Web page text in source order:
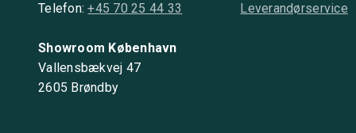
Telefon:+45 70 25 44 33
Showroom København
Vallensbækvej 47
2605 Brøndby
Leverandørservice